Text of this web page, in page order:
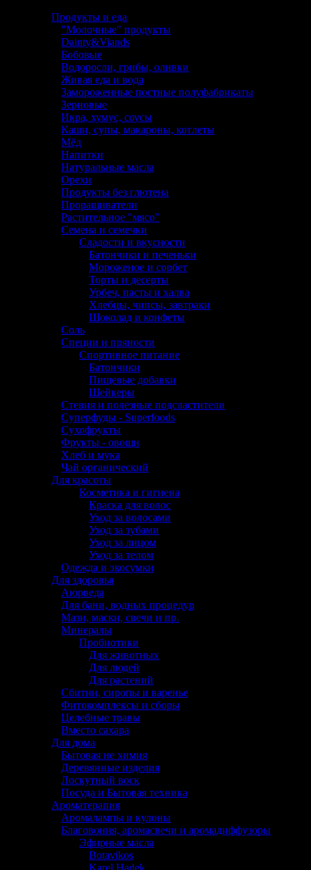
Продукты и еда
"Молочные" продукты
Dainty&Viands
Бобовые
Водоросли, грибы, оливки
Живая еда и вода
Замороженные постные полуфабрикаты
Зерновые
Икра, хумус, соусы
Каши, супы, макароны, котлеты
Мёд
Напитки
Натуральные масла
Орехи
Продукты без глютена
Проращиватели
Растительное "мясо"
Семена и семечки
Сладости и вкусности
Батончики и печеньки
Мороженое и сорбет
Торты и десерты
Урбеч, пасты и халва
Хлебцы, чипсы, завтраки
Шоколад и конфеты
Соль
Специи и пряности
Спортивное питание
Батончики
Пищевые добавки
Шейкеры
Стевия и полезные подсластители
Суперфуды - Superfoods
Сухофрукты
Фрукты - овощи
Хлеб и мука
Чай органический
Для красоты
Косметика и гигиена
Краска для волос
Уход за волосами
Уход за зубами
Уход за лицом
Уход за телом
Одежда и экосумки
Для здоровья
Аюрведа
Для бани, водных процедур
Мази, маски, свечи и пр.
Минералы
Пробиотики
Для животных
Для людей
Для растений
Сбитни, сиропы и варенье
Фитокомплексы и сборы
Целебные травы
Вместо сахара
Для дома
Бытовая не химия
Деревянные изделия
Лоскутный воск
Посуда и Бытовая техника
Ароматерапия
Аромалампы и кулоны
Благовония, аромасвечи и аромадиффузоры
Эфирные масла
Botavikos
Karel Hadek